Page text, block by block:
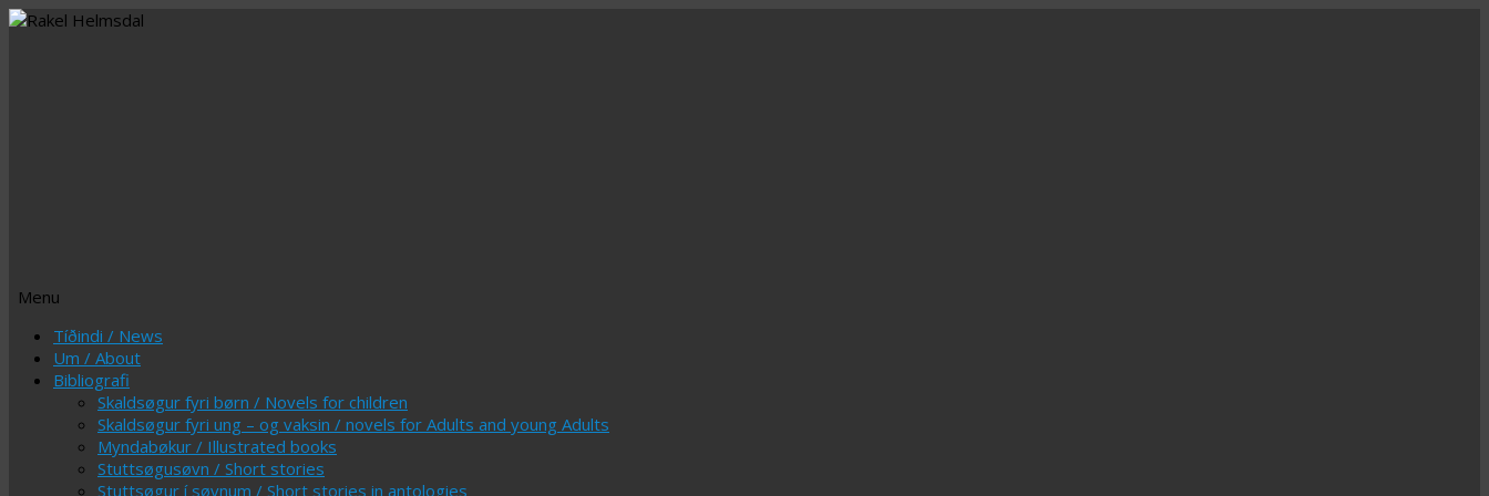
Menu
Skip
content
Tíðindi / News
Um / About
Bibliografi
Skaldsøgur fyri børn / Novels for children
Skaldsøgur fyri ung – og vaksin / novels for Adults and young Adults
Myndabøkur / Illustrated books
Stuttsøgusøvn / Short stories
Stuttsøgur í søvnum / Short stories in antologies